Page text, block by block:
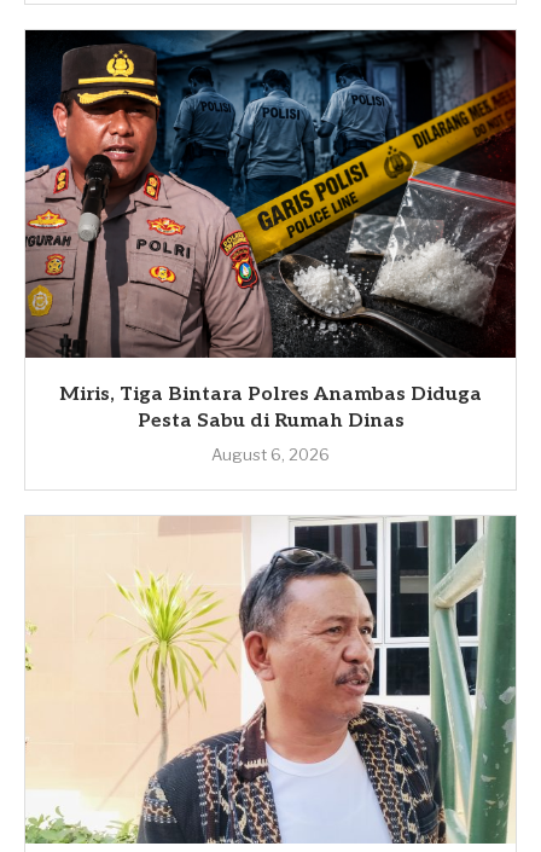
Miris, Tiga Bintara Polres Anambas Diduga
Pesta Sabu di Rumah Dinas
August 6, 2026